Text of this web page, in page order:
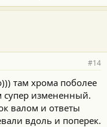
#14
там хрома поболее
супер измененный.
валом и ответы
вдоль и поперек.